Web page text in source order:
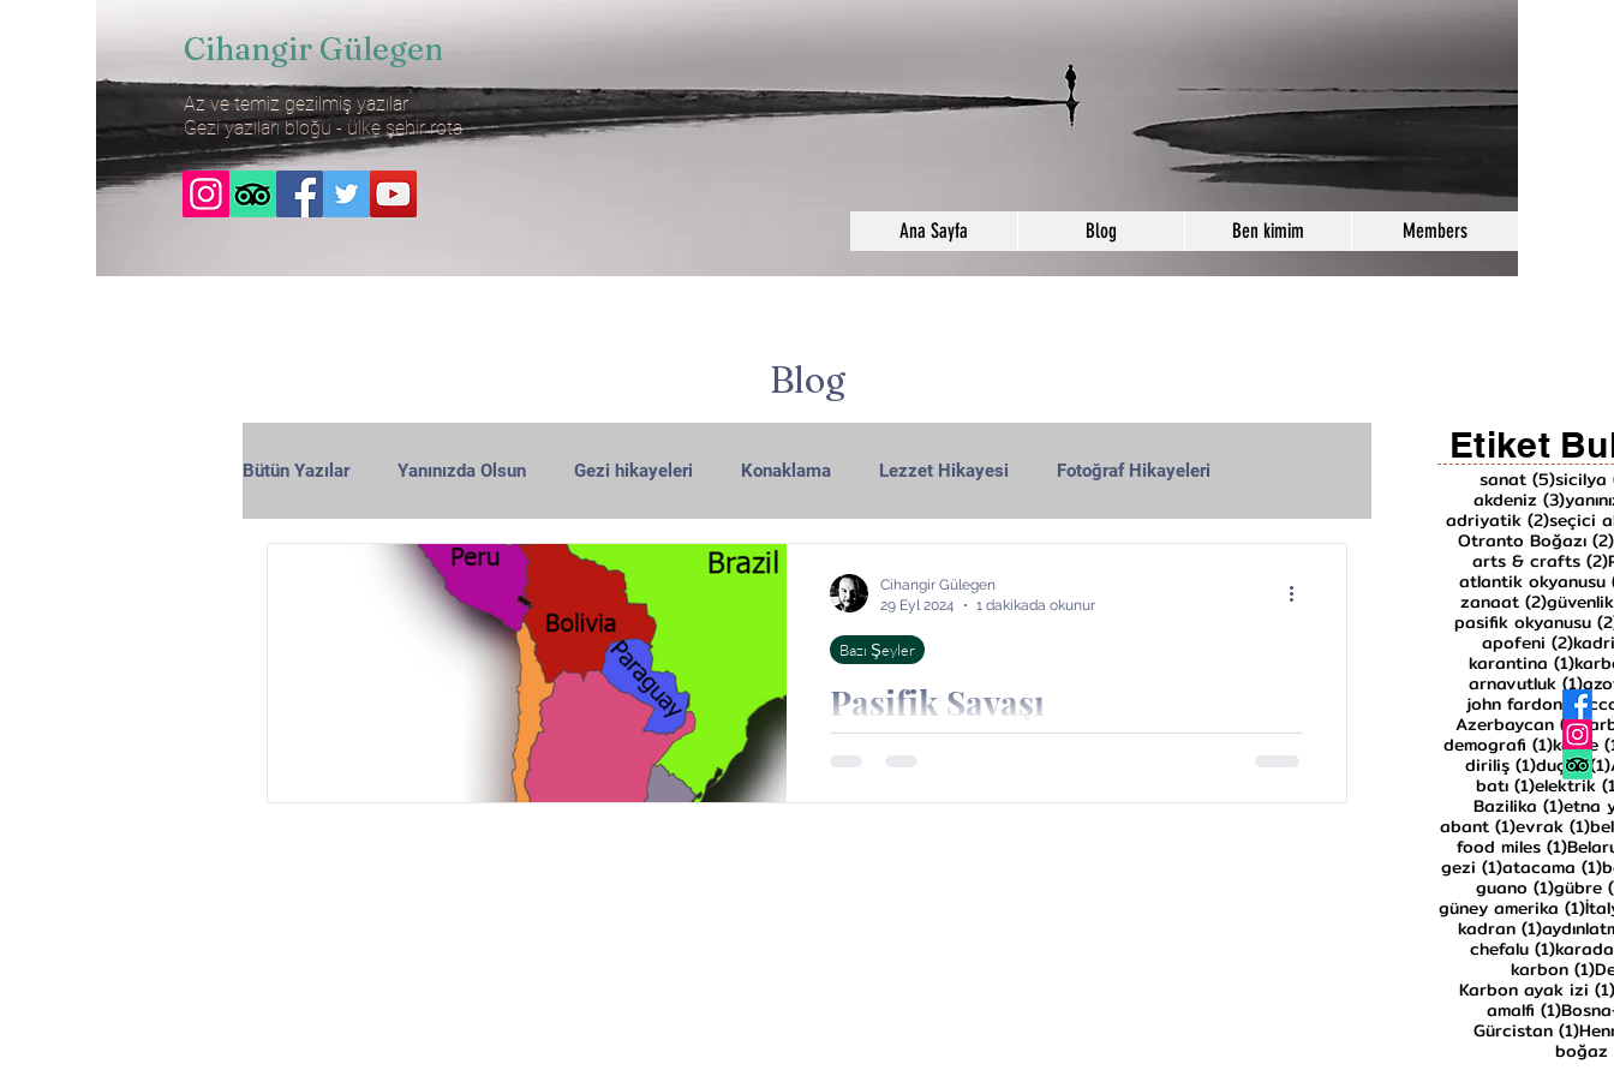
Cihangir Gülegen
Az ve temiz gezilmiş yazılar
Gezi yazıları bloğu - ülke şehir rota
Ana Sayfa Blog Ben kimim Members
Blog
Bütün Yazılar Yanınızda Olsun Gezi hikayeleri Konaklama Lezzet Hikayesi Fotoğraf Hikayeleri
Sanat Hikayeleri Bazı Şeyler Bazı yerler
Pasifik Savaşı
paylaşılamaması üzerine...
Bazı Şeyler
Cihangir Gülegen
29 Eyl 2024
1 dakikada okunur
Etiket
sanat (5)5 yazı
sicilya
akdeniz (3)3 yazı
adriyatik (2)2 yazı
seçici
Otranto Boğazı (2)
arts & crafts (2)
atlantik okyanusu
zanaat (2)2 yazı
güvenlik
pasifik okyanusu
apofeni (2)2
karantina (1)1
arnavutluk (1)1
john fardon (1)1
Azerbaycan (1)1
demografi (1)1 yazı
karne
diriliş (1)1 yazı
duçar (1)
batı (1)1 yazı
elektrik
Bazilika (1)1 yazı
etna
abant (1)1 yazı
evrak (1)1
food miles (1)1 yazı
gezi (1)1 yazı
atacama (1)1
guano (1)1 yazı
gübre
güney amerika (1)1
kadran (1)1 yazı
chefalu (1)1 yazı
karbon (1)1
Karbon ayak izi (1)
amalfi (1)1 yazı
Gürcistan (1)1
boğaz